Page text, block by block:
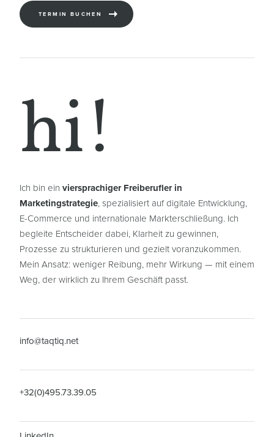
TERMIN BUCHEN
hi!
Ich bin ein viersprachiger Freiberufler in
Marketingstrategie, spezialisiert auf digitale Entwicklung,
E-Commerce und internationale Markterschließung. Ich
begleite Entscheider dabei, Klarheit zu gewinnen,
Prozesse zu strukturieren und gezielt voranzukommen.
Mein Ansatz: weniger Reibung, mehr Wirkung — mit einem
Weg, der wirklich zu Ihrem Geschäft passt.
info@taqtiq.net
+32(0)495.73.39.05